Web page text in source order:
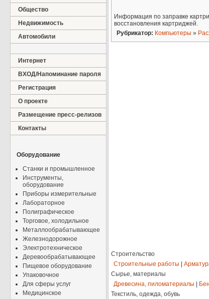
Общество
Недвижимость
Автомобили
Интернет
ВХОД/Напоминание пароля
Регистрация
О проекте
Размещение пресс-релизов
Контакты
Оборудование
Станки и промышленное
Инструменты,
оборудование
Приборы измерительные
Лабораторное
Полиграфическое
Торговое, холодильное
Металлообрабатывающее
Железнодорожное
Электротехническое
Деревообрабатывающее
Пищевое оборудование
Упаковочное
Для сферы услуг
Медицинское
Информация по заправке
восстановления картриджей.
Рубрикатор: Компьютеры »
Строительство
Строительные работы
Сырье, материалы
Древесина, пиломатериалы
Текстиль, одежда, обувь